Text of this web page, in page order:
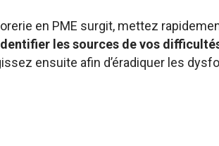
en PME surgit, mettez
les sources de vos
ensuite afin d’éradiquer les